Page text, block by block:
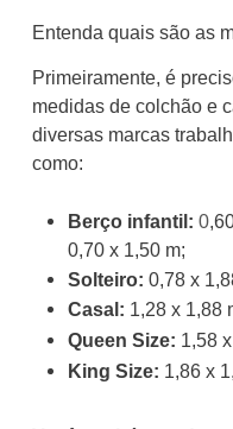
Entenda quais são as
Primeiramente, é
medidas de colchão e
diversas marcas
como:
Berço infantil: 0
0,70 x 1,50 m;
Solteiro: 0,78 x
Casal: 1,28 x 1,88
Queen Size: 1,58
King Size: 1,86 x